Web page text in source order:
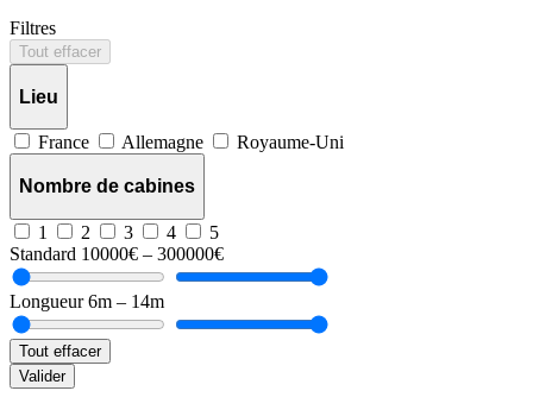
Filtres
Tout effacer
Lieu
France Allemagne Royaume-Uni
Nombre de cabines
1 2 3 4
5
Standard 10000€ – 300000€
Longueur6m – 14m
Tout effacer
Valider